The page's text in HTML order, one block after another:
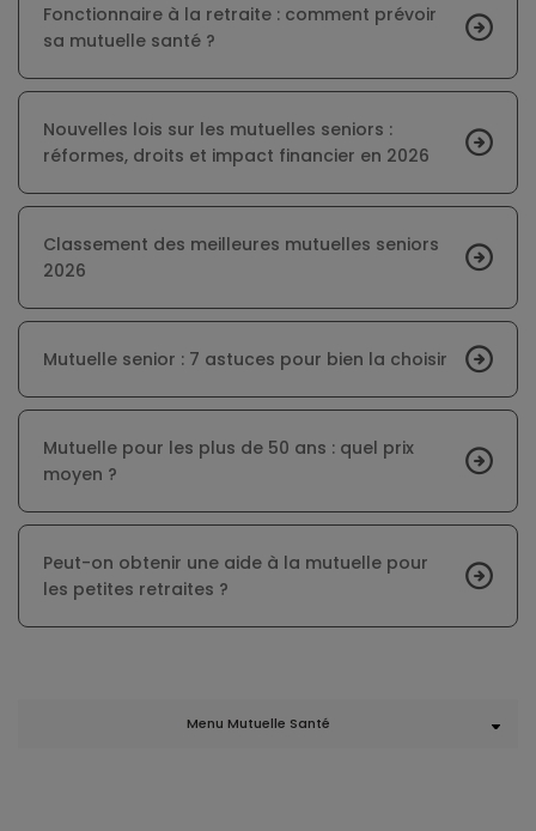
Fonctionnaire à la retraite : comment prévoir
sa mutuelle santé ?
Nouvelles lois sur les mutuelles seniors :
réformes, droits et impact financier en 2026
Classement des meilleures mutuelles seniors
2026
Mutuelle senior : 7 astuces pour bien la choisir
Mutuelle pour les plus de 50 ans : quel prix
moyen ?
Peut-on obtenir une aide à la mutuelle pour
les petites retraites ?
Menu Mutuelle Santé